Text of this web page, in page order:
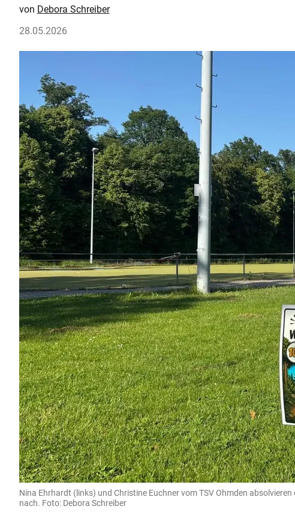
Debora Schreiber
28.05.2026
Nina Ehrhardt (links) und Christine Euchner vom TSV Ohmden
nach. Foto: Debora Schreiber